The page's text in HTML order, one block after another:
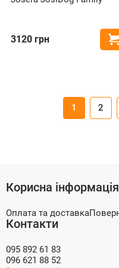
3120 грн
1 2
Корисна інформація
Оплата та доставка
Контакти
095 892 61 83
096 621 88 52